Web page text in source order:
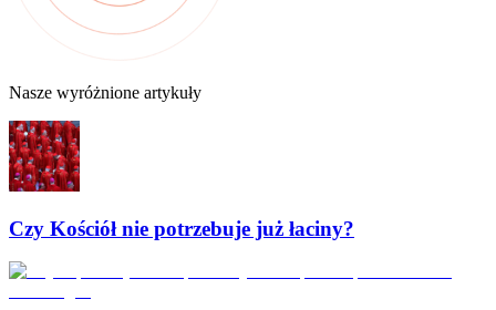
Nasze wyróżnione artykuły
Czy Kościół nie potrzebuje już łaciny?